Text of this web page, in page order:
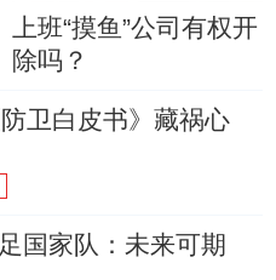
上班“摸鱼”公司有权开
除吗？
卫白皮书》藏祸心
国家队：未来可期